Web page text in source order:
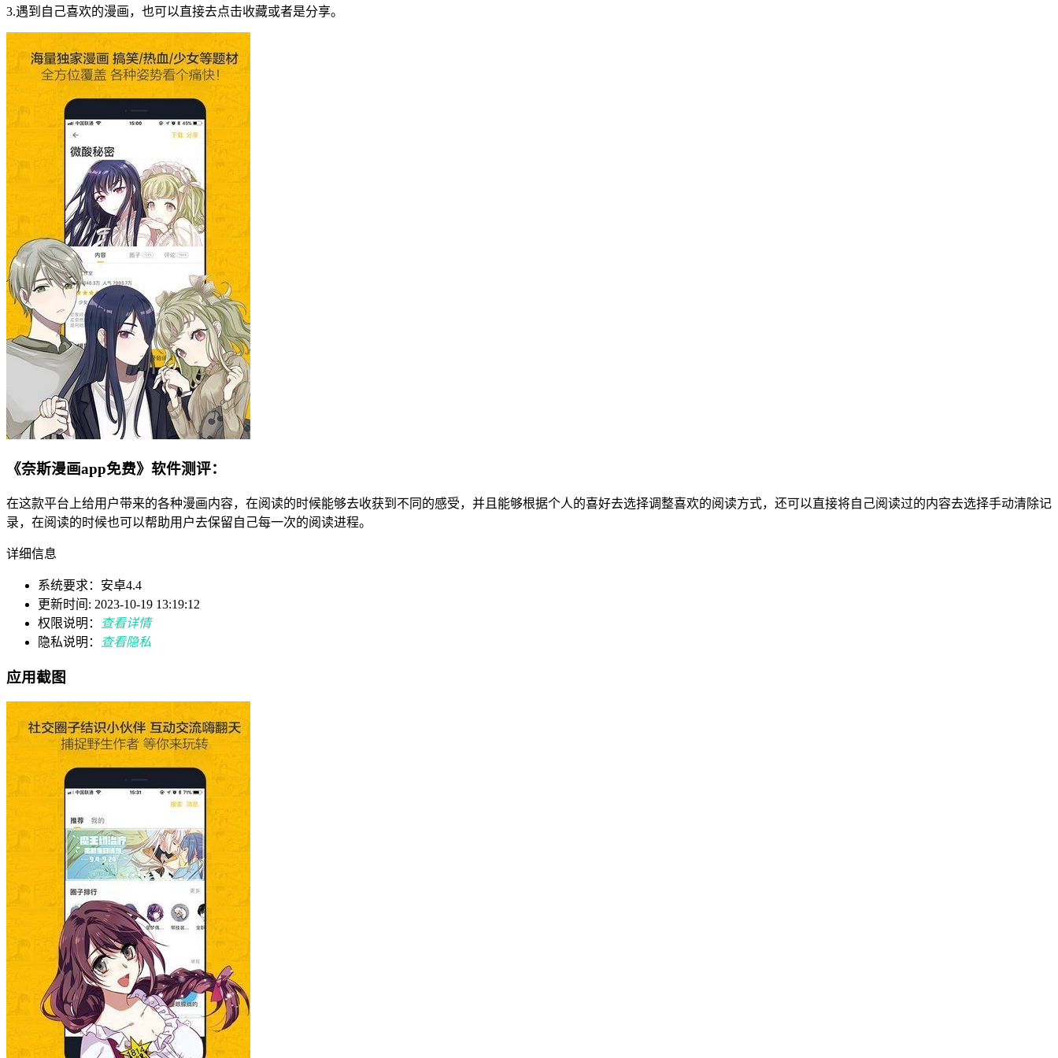
3.遇到自己喜欢的漫画，也可以直接去点击收藏或者是分享。
《奈斯漫画app免费》软件测评：
在这款平台上给用户带来的各种漫画内容，在阅读的时候能够去收获到不同的感受，并且能够根据个人的喜好去选择调整喜欢的阅读方式，还可以直接将自己阅读过的内容去选择手动清除记
录，在阅读的时候也可以帮助用户去保留自己每一次的阅读进程。
详细信息
系统要求：安卓4.4
更新时间: 2023-10-19 13:19:12
权限说明：
查看详情
隐私说明：
查看隐私
应用截图